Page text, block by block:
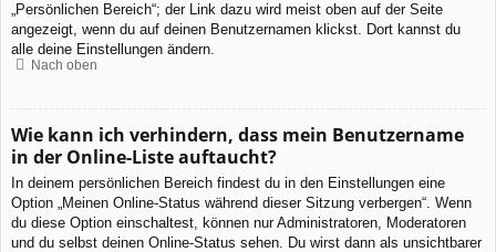
„Persönlichen Bereich“; der Link dazu wird meist oben auf der Seite
angezeigt, wenn du auf deinen Benutzernamen klickst. Dort kannst du
alle deine Einstellungen ändern.
Nach oben
Wie kann ich verhindern, dass mein Benutzername
in der Online-Liste auftaucht?
In deinem persönlichen Bereich findest du in den Einstellungen eine
Option „Meinen Online-Status während dieser Sitzung verbergen“. Wenn
du diese Option einschaltest, können nur Administratoren, Moderatoren
und du selbst deinen Online-Status sehen. Du wirst dann als unsichtbarer